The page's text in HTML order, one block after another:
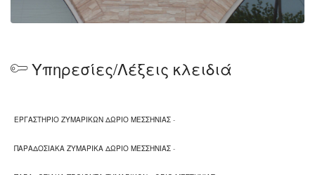
Υπηρεσίες/Λέξεις κλειδιά
ΕΡΓΑΣΤΗΡΙΟ ΖΥΜΑΡΙΚΩΝ ΔΩΡΙΟ ΜΕΣΣΗΝΙΑΣ -
ΠΑΡΑΔΟΣΙΑΚΑ ΖΥΜΑΡΙΚΑ ΔΩΡΙΟ ΜΕΣΣΗΝΙΑΣ -